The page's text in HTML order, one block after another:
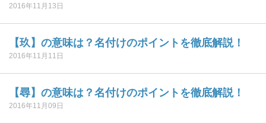
2016年11月13日
【玖】の意味は？名付けのポイントを徹底解説！
2016年11月11日
【尋】の意味は？名付けのポイントを徹底解説！
2016年11月09日